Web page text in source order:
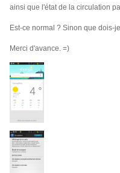
ainsi que l'état de la circulation
Est-ce normal ? Sinon que dois-
Merci d'avance. =)